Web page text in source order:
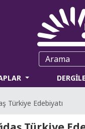
Türkiye Edebiyatı